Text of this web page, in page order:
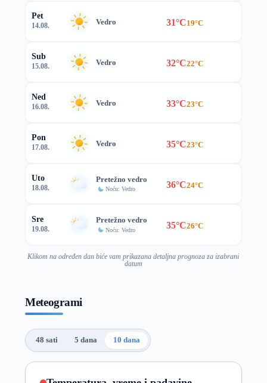
Pet
14.08. Vedro 31°C19°C
Sub
15.08. Vedro 32°C22°C
Ned
16.08. Vedro 33°C23°C
Pon
17.08. Vedro 35°C23°C
Uto
18.08.
Pretežno vedro
Noću: Vedro 36°C24°C
Sre
19.08.
Pretežno vedro
Noću: Vedro 35°C26°C
Klikom na određen dan biće vam prikazana detaljna prognoza za izabrani
datum
Meteogrami
48 sati 5 dana 10 dana